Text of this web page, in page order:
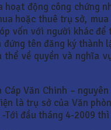
hoạt động công chứng
hoặc thuê trụ sở,
vốn với người khác
tên đăng ký
về quyền và nghĩa
Văn Chinh –
là trụ sở của Văn
Tới đầu tháng 4-2009